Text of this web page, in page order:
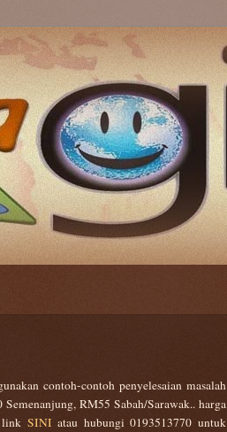
contoh-contoh penyelesaian masalah
RM55 Sabah/Sarawak.. harga
link SINIatau hubungi 0193513770 untuk